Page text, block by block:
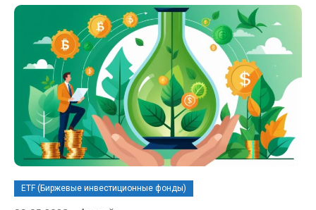
ETF (Биржевые инвестиционные фонды)